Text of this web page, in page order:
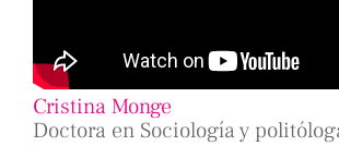
Cristina Monge
Doctora en Sociología y